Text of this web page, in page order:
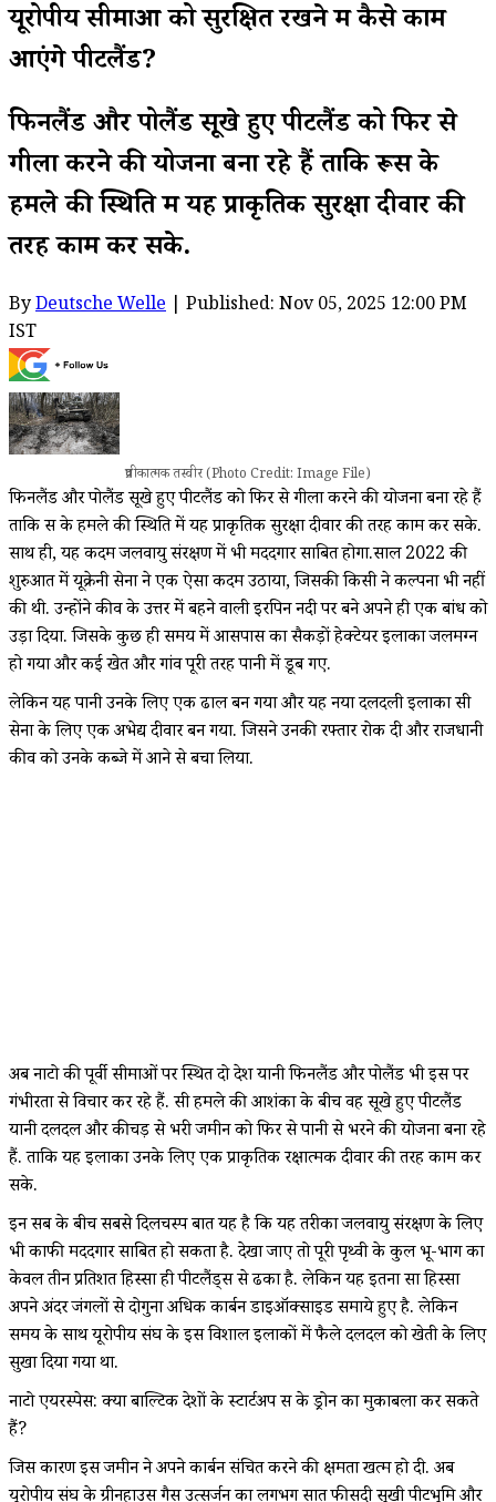
यूरोपीय सीमाओं को सुरक्षित रखने में कैसे काम
आएंगे पीटलैंड?
फिनलैंड और पोलैंड सूखे हुए पीटलैंड को फिर से
गीला करने की योजना बना रहे हैं ताकि रूस के
हमले की स्थिति में यह प्राकृतिक सुरक्षा दीवार की
तरह काम कर सके.
ByDeutsche Welle | Published: Nov 05, 2025 12:00 PM
IST
प्रतीकात्मक तस्वीर (Photo Credit: Image File)
फिनलैंड और पोलैंड सूखे हुए पीटलैंड को फिर से गीला करने की योजना बना रहे हैं
ताकि रूस के हमले की स्थिति में यह प्राकृतिक सुरक्षा दीवार की तरह काम कर सके.
साथ ही, यह कदम जलवायु संरक्षण में भी मददगार साबित होगा.साल 2022 की
शुरुआत में यूक्रेनी सेना ने एक ऐसा कदम उठाया, जिसकी किसी ने कल्पना भी नहीं
की थी. उन्होंने कीव के उत्तर में बहने वाली इरपिन नदी पर बने अपने ही एक बांध को
उड़ा दिया. जिसके कुछ ही समय में आसपास का सैकड़ों हेक्टेयर इलाका जलमग्न
हो गया और कई खेत और गांव पूरी तरह पानी में डूब गए.
लेकिन यह पानी उनके लिए एक ढाल बन गया और यह नया दलदली इलाका रूसी
सेना के लिए एक अभेद्य दीवार बन गया. जिसने उनकी रफ्तार रोक दी और राजधानी
कीव को उनके कब्जे में आने से बचा लिया.
अब नाटो की पूर्वी सीमाओं पर स्थित दो देश यानी फिनलैंड और पोलैंड भी इस पर
गंभीरता से विचार कर रहे हैं. रूसी हमले की आशंका के बीच वह सूखे हुए पीटलैंड
यानी दलदल और कीचड़ से भरी जमीन को फिर से पानी से भरने की योजना बना रहे
हैं. ताकि यह इलाका उनके लिए एक प्राकृतिक रक्षात्मक दीवार की तरह काम कर
सके.
इन सब के बीच सबसे दिलचस्प बात यह है कि यह तरीका जलवायु संरक्षण के लिए
भी काफी मददगार साबित हो सकता है. देखा जाए तो पूरी पृथ्वी के कुल भू-भाग का
केवल तीन प्रतिशत हिस्सा ही पीटलैंड्स से ढका है. लेकिन यह इतना सा हिस्सा
अपने अंदर जंगलों से दोगुना अधिक कार्बन डाइऑक्साइड समाये हुए है. लेकिन
समय के साथ यूरोपीय संघ के इस विशाल इलाकों में फैले दलदल को खेती के लिए
सुखा दिया गया था.
नाटो एयरस्पेस: क्या बाल्टिक देशों के स्टार्टअप रूस के ड्रोन का मुकाबला कर सकते
हैं?
जिस कारण इस जमीन ने अपने कार्बन संचित करने की क्षमता खत्म हो दी. अब